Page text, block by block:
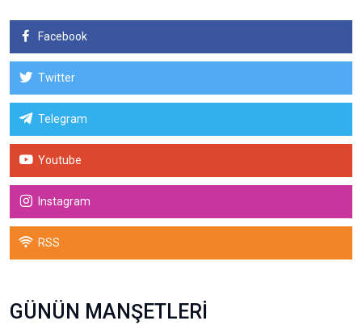
Facebook
Twitter
Telegram
Youtube
Instagram
RSS
GÜNÜN MANŞETLERİ